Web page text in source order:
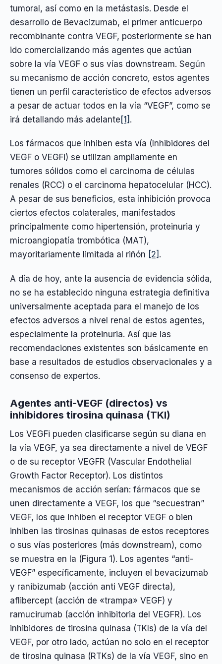
tumoral, así como en la metástasis. Desde el
desarrollo de Bevacizumab, el primer anticuerpo
recombinante contra VEGF, posteriormente se han
ido comercializando más agentes que actúan
sobre la vía VEGF o sus vías downstream. Según
su mecanismo de acción concreto, estos agentes
tienen un perfil característico de efectos adversos
a pesar de actuar todos en la vía “VEGF”, como se
irá detallando más adelante [1] .
Los fármacos que inhiben esta vía (Inhibidores del
VEGF o VEGFi) se utilizan ampliamente en
tumores sólidos como el carcinoma de células
renales (RCC) o el carcinoma hepatocelular (HCC).
A pesar de sus beneficios, esta inhibición provoca
ciertos efectos colaterales, manifestados
principalmente como hipertensión, proteinuria y
microangiopatía trombótica (MAT),
mayoritariamente limitada al riñón [2] .
A día de hoy, ante la ausencia de evidencia sólida,
no se ha establecido ninguna estrategia definitiva
universalmente aceptada para el manejo de los
efectos adversos a nivel renal de estos agentes,
especialmente la proteinuria. Así que las
recomendaciones existentes son básicamente en
base a resultados de estudios observacionales y a
consenso de expertos.
Agentes anti-VEGF (directos) vs
inhibidores tirosina quinasa (TKI)
Los VEGFi pueden clasificarse según su diana en
la vía VEGF, ya sea directamente a nivel de VEGF
o de su receptor VEGFR (Vascular Endothelial
Growth Factor Receptor). Los distintos
mecanismos de acción serían: fármacos que se
unen directamente a VEGF, los que “secuestran”
VEGF, los que inhiben el receptor VEGF o bien
inhiben las tirosinas quinasas de estos receptores
o sus vías posteriores (más downstream), como
se muestra en la (Figura 1). Los agentes “anti-
VEGF” específicamente, incluyen el bevacizumab
y ranibizumab (acción anti VEGF directa),
aflibercept (acción de «trampa» VEGF) y
ramucirumab (acción inhibitoria del VEGFR). Los
inhibidores de tirosina quinasa (TKIs) de la vía del
VEGF, por otro lado, actúan no solo en el receptor
de tirosina quinasa (RTKs) de la vía VEGF, sino en